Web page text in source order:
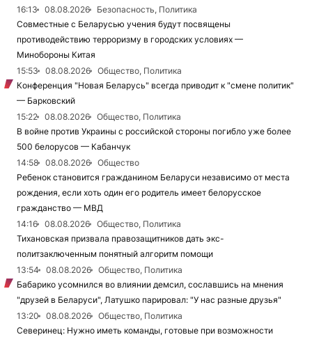
16:13
08.08.2026
Безопасность, Политика
Совместные с Беларусью учения будут посвящены
противодействию терроризму в городских условиях —
Минобороны Китая
15:53
08.08.2026
Общество, Политика
Конференция "Новая Беларусь" всегда приводит к "смене политик"
— Барковский
15:22
08.08.2026
Общество, Политика
В войне против Украины с российской стороны погибло уже более
500 белорусов — Кабанчук
14:58
08.08.2026
Общество
Ребенок становится гражданином Беларуси независимо от места
рождения, если хоть один его родитель имеет белорусское
гражданство — МВД
14:16
08.08.2026
Общество, Политика
Тихановская призвала правозащитников дать экс-
политзаключенным понятный алгоритм помощи
13:54
08.08.2026
Общество, Политика
Бабарико усомнился во влиянии демсил, сославшись на мнения
"друзей в Беларуси", Латушко парировал: "У нас разные друзья"
13:20
08.08.2026
Общество, Политика
Северинец: Нужно иметь команды, готовые при возможности